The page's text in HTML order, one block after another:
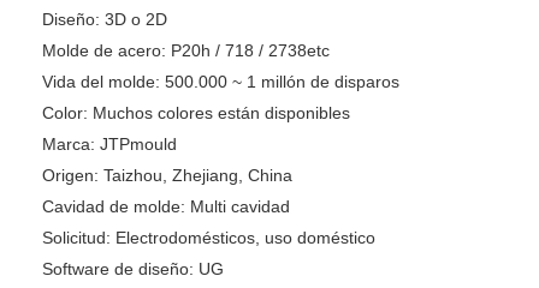
Diseño: 3D o 2D
Molde de acero: P20h / 718 / 2738etc
Vida del molde: 500.000 ~ 1 millón de disparos
Color: Muchos colores están disponibles
Marca: JTPmould
Origen: Taizhou, Zhejiang, China
Cavidad de molde: Multi cavidad
Solicitud: Electrodomésticos, uso doméstico
Software de diseño: UG